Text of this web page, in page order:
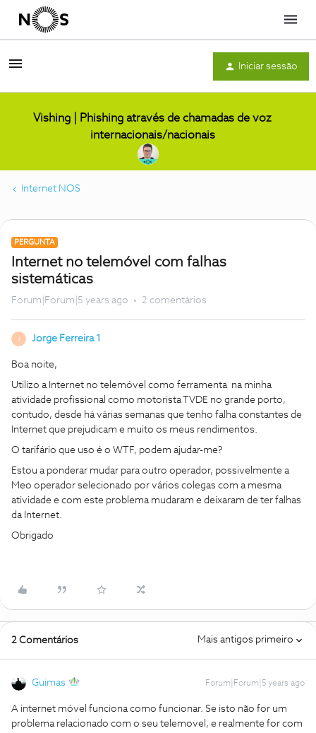
Menu
Iniciar sessão
Vishing | Phishing através de chamadas de voz
internacionais/nacionais
Internet NOS
PERGUNTA
Internet no telemóvel com falhas
sistemáticas
Forum|Forum|5 years ago 2 comentários
Jorge Ferreira 1
Boa noite,
Utilizo a Internet no telemóvel como ferramenta na minha
atividade profissional como motorista TVDE no grande porto,
contudo, desde há várias semanas que tenho falha constantes de
Internet que prejudicam e muito os meus rendimentos.
O tarifário que uso é o WTF, podem ajudar-me?
Estou a ponderar mudar para outro operador, possivelmente a
Meo operador selecionado por vários colegas com a mesma
atividade e com este problema mudaram e deixaram de ter falhas
da Internet.
Obrigado
2 Comentários Mais antigos primeiro
Guimas Forum|Forum|5 years ago
A internet móvel funciona como funcionar. Se isto não for um
problema relacionado com o seu telemovel, e realmente for com